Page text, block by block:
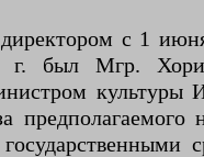
с 1
г. был Мгр.
культуры
предполагаемого